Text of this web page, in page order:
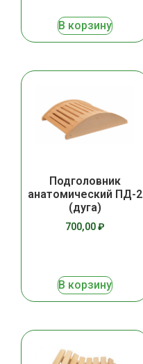
В корзину
Подголовник
анатомический ПД-2
(дуга)
700,00₽
В корзину